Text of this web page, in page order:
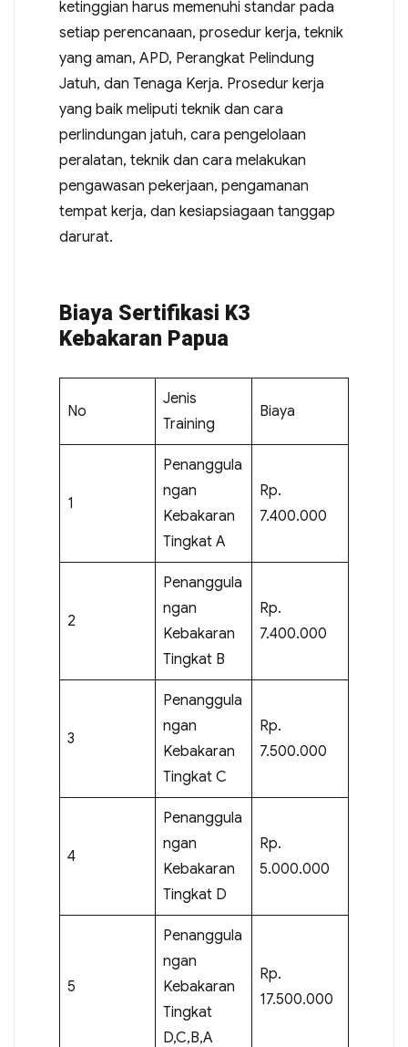
ketinggian harus memenuhi standar pada
setiap perencanaan, prosedur kerja, teknik
yang aman, APD, Perangkat Pelindung
Jatuh, dan Tenaga Kerja. Prosedur kerja
yang baik meliputi teknik dan cara
perlindungan jatuh, cara pengelolaan
peralatan, teknik dan cara melakukan
pengawasan pekerjaan, pengamanan
tempat kerja, dan kesiapsiagaan tanggap
darurat.
Biaya Sertifikasi K3
Kebakaran Papua
No
Jenis
Training
Biaya
1
Penanggula
ngan
Kebakaran
Tingkat A
Rp.
7.400.000
2
Penanggula
ngan
Kebakaran
Tingkat B
Rp.
7.400.000
3
Penanggula
ngan
Kebakaran
Tingkat C
Rp.
7.500.000
4
Penanggula
ngan
Kebakaran
Tingkat D
Rp.
5.000.000
5
Penanggula
ngan
Kebakaran
Tingkat
D,C,B,A
Rp.
17.500.000